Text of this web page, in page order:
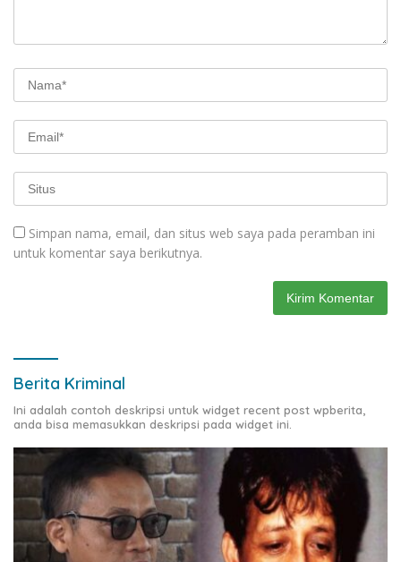
Simpan nama, email, dan situs web saya pada peramban ini
untuk komentar saya berikutnya.
Berita Kriminal
Ini adalah contoh deskripsi untuk widget recent post wpberita,
anda bisa memasukkan deskripsi pada widget ini.